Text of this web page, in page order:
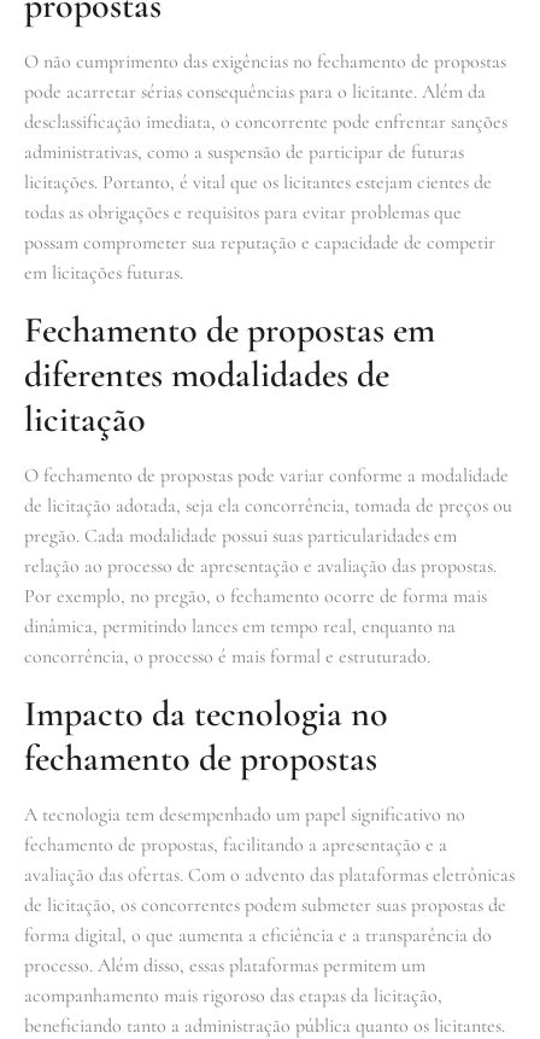
O não cumprimento das exigências no fechamento de propostas
pode acarretar sérias consequências para o licitante. Além da
desclassificação imediata, o concorrente pode enfrentar sanções
administrativas, como a suspensão de participar de futuras
licitações. Portanto, é vital que os licitantes estejam cientes de
todas as obrigações e requisitos para evitar problemas que
possam comprometer sua reputação e capacidade de competir
em licitações futuras.
Fechamento de propostas em
diferentes modalidades de
licitação
O fechamento de propostas pode variar conforme a modalidade
de licitação adotada, seja ela concorrência, tomada de preços ou
pregão. Cada modalidade possui suas particularidades em
relação ao processo de apresentação e avaliação das propostas.
Por exemplo, no pregão, o fechamento ocorre de forma mais
dinâmica, permitindo lances em tempo real, enquanto na
concorrência, o processo é mais formal e estruturado.
Impacto da tecnologia no
fechamento de propostas
A tecnologia tem desempenhado um papel significativo no
fechamento de propostas, facilitando a apresentação e a
avaliação das ofertas. Com o advento das plataformas eletrônicas
de licitação, os concorrentes podem submeter suas propostas de
forma digital, o que aumenta a eficiência e a transparência do
processo. Além disso, essas plataformas permitem um
acompanhamento mais rigoroso das etapas da licitação,
beneficiando tanto a administração pública quanto os licitantes.